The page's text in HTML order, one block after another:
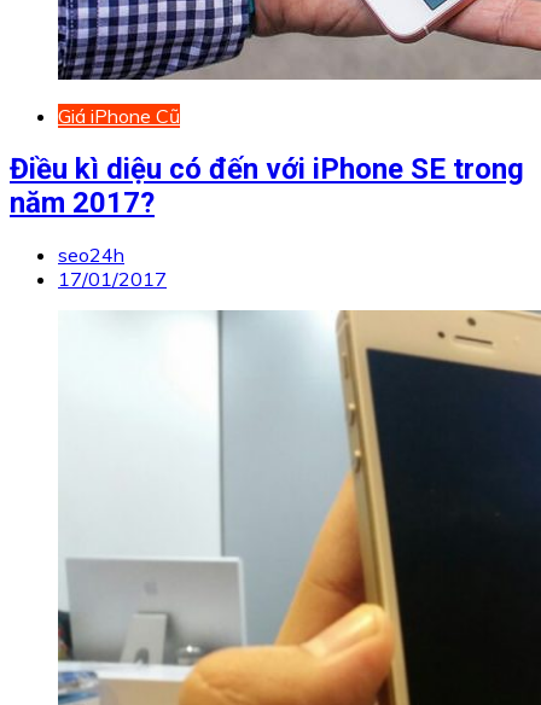
Giá iPhone Cũ
Điều kì diệu có đến với iPhone SE trong
năm 2017?
seo24h
17/01/2017